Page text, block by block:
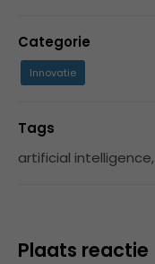
Categorie
Innovatie
Tags
artificial intelligence,
Plaats reactie